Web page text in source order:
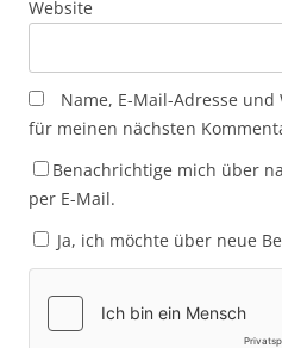
Website
Name, E-Mail-Adresse
für meinen nächsten
Benachrichtige mich über
per E-Mail.
Ja, ich möchte über neue